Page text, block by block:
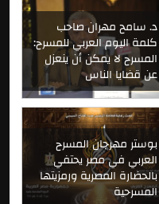
د. سامح مهران صاحب
كلمة اليوم العربي للمسرح:
المسرح لا يمكن أن ينعزل
عن قضايا الناس
بوستر مهرجان المسرح
العربي في مصر يحتفي
بالحضارة المصرية ورمزيتها
المسرحية